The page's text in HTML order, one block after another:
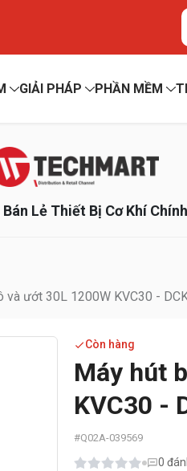
GIẢI PHÁP PHẦN MỀM
Lẻ Thiết Bị Cơ Khí
và ướt 30L 1200W KVC30 -
Còn hàng
Máy hút
KVC30 -
#Q02A-039569
0